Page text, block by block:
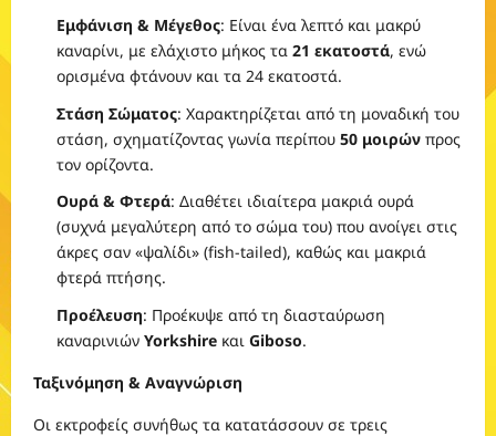
Εμφάνιση & Μέγεθος: Είναι ένα λεπτό και μακρύ
καναρίνι, με ελάχιστο μήκος τα 21 εκατοστά, ενώ
ορισμένα φτάνουν και τα 24 εκατοστά.
Στάση Σώματος: Χαρακτηρίζεται από τη μοναδική του
στάση, σχηματίζοντας γωνία περίπου 50 μοιρών προς
τον ορίζοντα.
Ουρά & Φτερά: Διαθέτει ιδιαίτερα μακριά ουρά
(συχνά μεγαλύτερη από το σώμα του) που ανοίγει στις
άκρες σαν «ψαλίδι» (fish-tailed), καθώς και μακριά
φτερά πτήσης.
Προέλευση: Προέκυψε από τη διασταύρωση
καναρινιών Yorkshire και Giboso.
Ταξινόμηση & Αναγνώριση
Οι εκτροφείς συνήθως τα κατατάσσουν σε τρεις